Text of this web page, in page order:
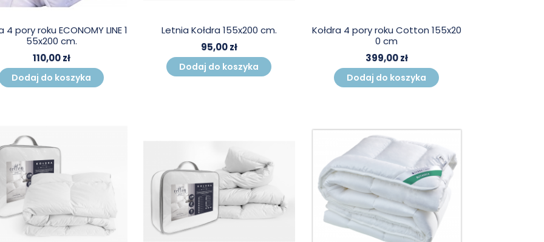
4 pory roku ECONOMY LINE 1
55x200 cm.
110,00 zł
Dodaj do koszyka
Letnia Kołdra 155x200 cm.
95,00 zł
Dodaj do koszyka
Kołdra 4 pory roku Cotton 155x20
0 cm
399,00 zł
Dodaj do koszyka